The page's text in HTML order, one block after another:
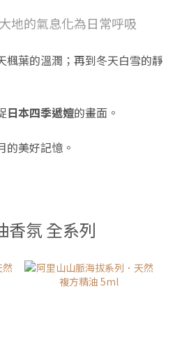
地的氣息化為日常呼吸
楓葉的溫潤；再到冬天白雪的靜
日本四季遞嬗的畫面。
的美好記憶。
香氛 全系列